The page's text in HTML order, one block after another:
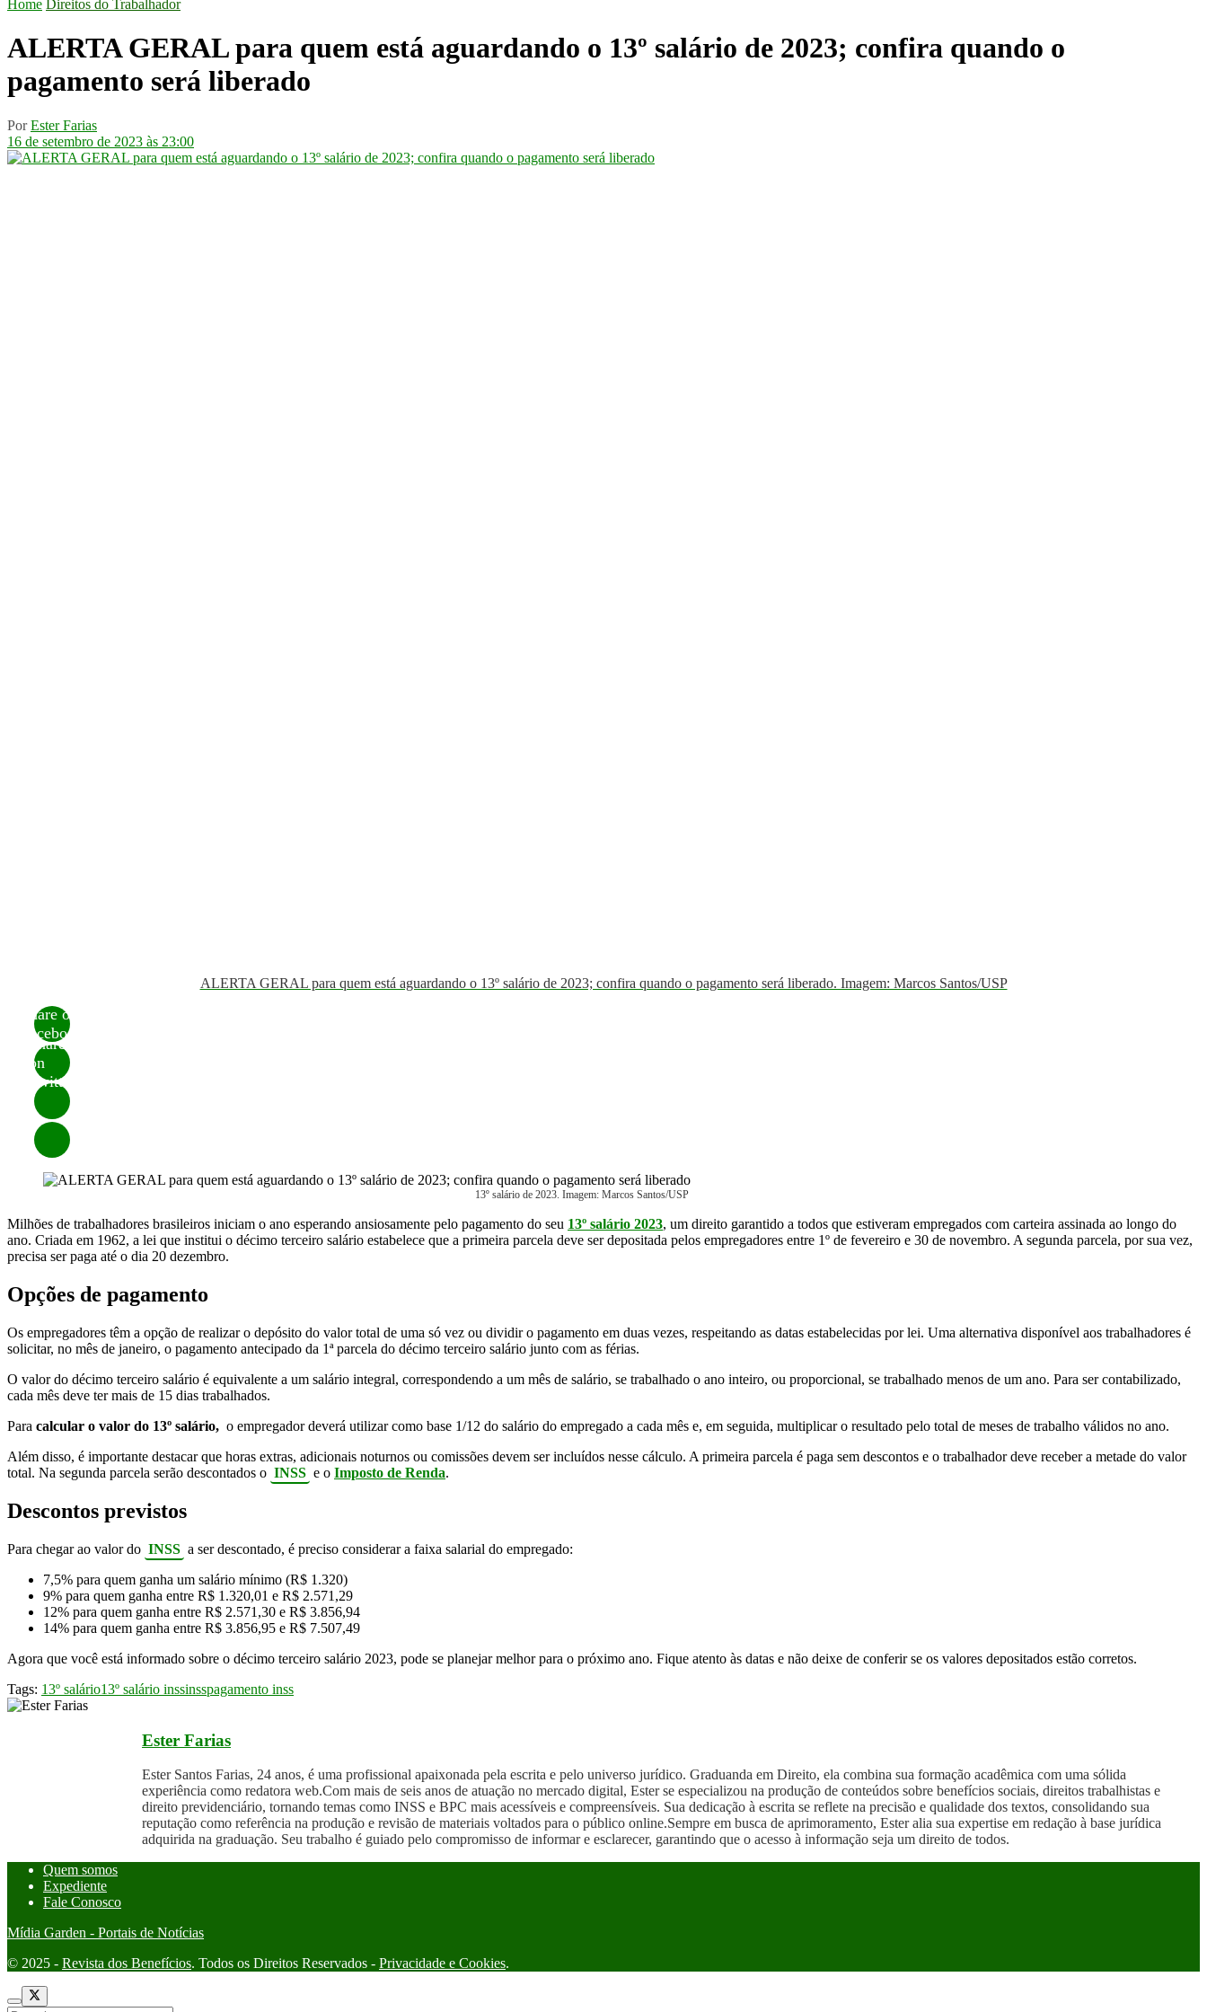
Home Direitos do Trabalhador
ALERTA GERAL para quem está aguardando o 13º salário de 2023; confira quando o
pagamento será liberado
Por Ester Farias
16 de setembro de 2023 às 23:00
ALERTA GERAL para quem está aguardando o 13º salário de 2023; confira quando o pagamento será liberado. Imagem: Marcos Santos/USP
Share on
Facebook
Share
on
Twitter
13º salário de 2023. Imagem: Marcos Santos/USP
Milhões de trabalhadores brasileiros iniciam o ano esperando ansiosamente pelo pagamento do seu 13º salário 2023, um direito garantido a todos que estiveram empregados com carteira assinada ao longo do
ano. Criada em 1962, a lei que institui o décimo terceiro salário estabelece que a primeira parcela deve ser depositada pelos empregadores entre 1º de fevereiro e 30 de novembro. A segunda parcela, por sua vez,
precisa ser paga até o dia 20 dezembro.
Opções de pagamento
Os empregadores têm a opção de realizar o depósito do valor total de uma só vez ou dividir o pagamento em duas vezes, respeitando as datas estabelecidas por lei. Uma alternativa disponível aos trabalhadores é
solicitar, no mês de janeiro, o pagamento antecipado da 1ª parcela do décimo terceiro salário junto com as férias.
O valor do décimo terceiro salário é equivalente a um salário integral, correspondendo a um mês de salário, se trabalhado o ano inteiro, ou proporcional, se trabalhado menos de um ano. Para ser contabilizado,
cada mês deve ter mais de 15 dias trabalhados.
Para calcular o valor do 13º salário, o empregador deverá utilizar como base 1/12 do salário do empregado a cada mês e, em seguida, multiplicar o resultado pelo total de meses de trabalho válidos no ano.
Além disso, é importante destacar que horas extras, adicionais noturnos ou comissões devem ser incluídos nesse cálculo. A primeira parcela é paga sem descontos e o trabalhador deve receber a metade do valor
total. Na segunda parcela serão descontados o INSS e o Imposto de Renda.
Descontos previstos
Para chegar ao valor do INSS a ser descontado, é preciso considerar a faixa salarial do empregado:
7,5% para quem ganha um salário mínimo (R$ 1.320)
9% para quem ganha entre R$ 1.320,01 e R$ 2.571,29
12% para quem ganha entre R$ 2.571,30 e R$ 3.856,94
14% para quem ganha entre R$ 3.856,95 e R$ 7.507,49
Agora que você está informado sobre o décimo terceiro salário 2023, pode se planejar melhor para o próximo ano. Fique atento às datas e não deixe de conferir se os valores depositados estão corretos.
Tags: 13º salário13º salário inssinsspagamento inss
Ester Farias
Ester Santos Farias, 24 anos, é uma profissional apaixonada pela escrita e pelo universo jurídico. Graduanda em Direito, ela combina sua formação acadêmica com uma sólida
experiência como redatora web.Com mais de seis anos de atuação no mercado digital, Ester se especializou na produção de conteúdos sobre benefícios sociais, direitos trabalhistas e
direito previdenciário, tornando temas como INSS e BPC mais acessíveis e compreensíveis. Sua dedicação à escrita se reflete na precisão e qualidade dos textos, consolidando sua
reputação como referência na produção e revisão de materiais voltados para o público online.Sempre em busca de aprimoramento, Ester alia sua expertise em redação à base jurídica
adquirida na graduação. Seu trabalho é guiado pelo compromisso de informar e esclarecer, garantindo que o acesso à informação seja um direito de todos.
Quem somos
Expediente
Fale Conosco
Mídia Garden - Portais de Notícias
© 2025 - Revista dos Benefícios. Todos os Direitos Reservados - Privacidade e Cookies.